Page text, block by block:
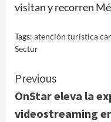
visitan y recorren
Tags: atención turística
Sectur
Continue
Reading
Previous
OnStar eleva la
videostreaming